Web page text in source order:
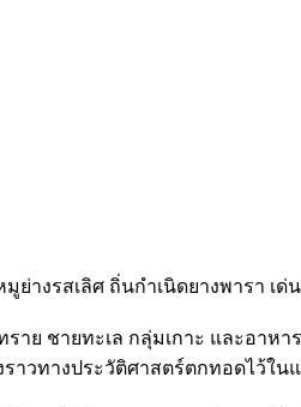
ย่างรสเลิศ ถิ่นกำเนิดยางพารา
ย ชายทะเล กลุ่มเกาะ และอาหา
ราวทางประวัติศาสตร์ตกทอดไว้